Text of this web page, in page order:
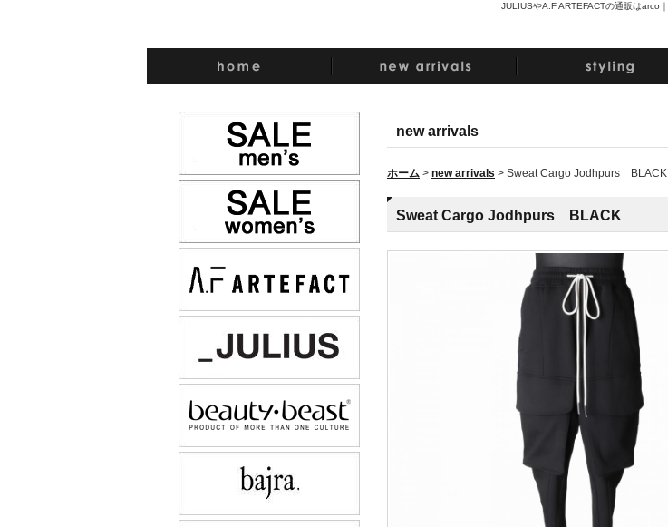
JULIUSやA.F ARTEFACTの通販はarco｜
new arrivals
ホーム > new arrivals > Sweat Cargo Jodhpurs BLACK
Sweat Cargo Jodhpurs BLACK